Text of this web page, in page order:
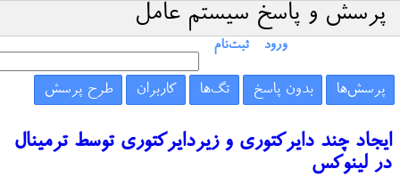
پرسش و پاسخ سیستم عامل
ورود ثبت‌نام
پرسش‌ها بدون پاسخ تگ‌ها کاربران طرح پرسش
ایجاد چند دایرکتوری و زیردایرکتوری توسط ترمینال
در لینوکس